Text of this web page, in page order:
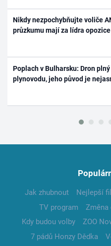
Nikdy nezpochybňujte voliče
průzkumu mají za lídra
Poplach v Bulharsku: Dron
plynovodu, jeho původ je
Jak zhubnout Nejlepší
TV program
Změna
Kdy budou volby
ZOO
7 pádů Honzy Dědka